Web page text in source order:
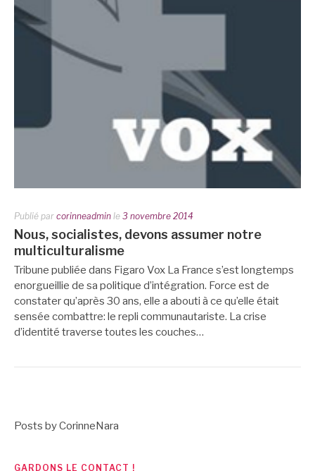
Publié par corinneadmin le 3 novembre 2014
Nous, socialistes, devons assumer notre
multiculturalisme
Tribune publiée dans Figaro Vox La France s’est longtemps
enorgueillie de sa politique d’intégration. Force est de
constater qu’après 30 ans, elle a abouti à ce qu’elle était
sensée combattre: le repli communautariste. La crise
d’identité traverse toutes les couches…
Posts by CorinneNara
GARDONS LE CONTACT !